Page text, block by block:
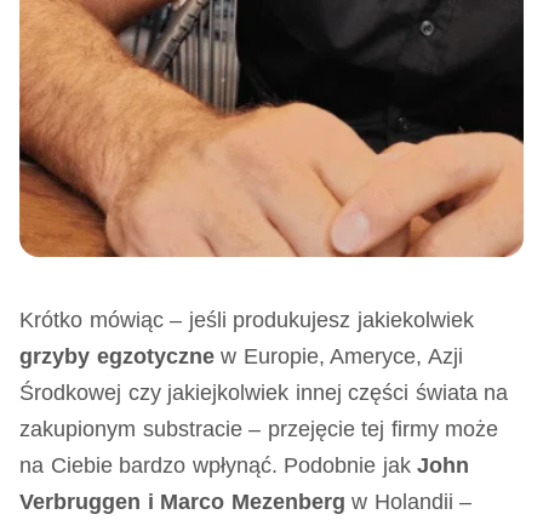
Krótko mówiąc – jeśli produkujesz jakiekolwiek
grzyby egzotycznew Europie, Ameryce, Azji
Środkowej czy jakiejkolwiek innej części świata na
zakupionym substracie – przejęcie tej firmy może
na Ciebie bardzo wpłynąć. Podobnie jakJohn
Verbruggen i Marco Mezenberg w Holandii –